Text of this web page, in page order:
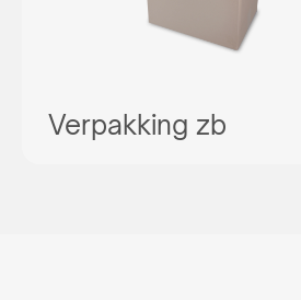
Verpakking zb